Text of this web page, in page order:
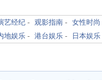
艺经纪 - 观影指南 - 女性时尚
地娱乐 - 港台娱乐 - 日本娱乐